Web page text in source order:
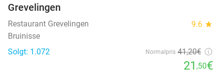
Grevelingen
Restaurant Grevelingen 9.6 star
Bruinisse
Solgt: 1.072
Normalpris 41,20€
21 ,50€